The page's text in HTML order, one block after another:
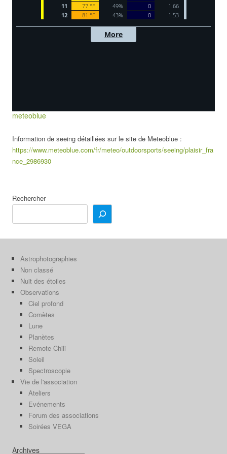
meteoblue
Information de seeing détaillées sur le site de Meteoblue :
https://www.meteoblue.com/fr/meteo/outdoorsports/seeing/plaisir_fra
nce_2986930
Rechercher
Astrophotographies
Non classé
Nuit des étoiles
Observations
Ciel profond
Comètes
Lune
Planètes
Remote Chili
Soleil
Spectroscopie
Vie de l'association
Ateliers
Evénements
Forum des associations
Soirées VEGA
Archives